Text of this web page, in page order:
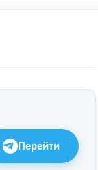
Перейти